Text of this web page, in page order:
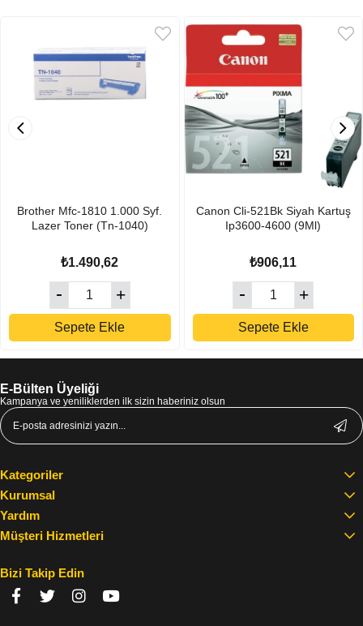
Brother Mfc-1810 1.000 Syf.
Lazer Toner (Tn-1040)
₺1.490,62
Sepete Ekle
Canon Cli-521Bk Siyah Kartuş
Ip3600-4600 (9Ml)
₺906,11
Sepete Ekle
E-Bülten Üyeliği
Kampanya ve yeniliklerden ilk sizin haberiniz olsun
Kategoriler
Kurumsal
Yardım
Müşteri Hizmetleri
Bizi Takip Edin